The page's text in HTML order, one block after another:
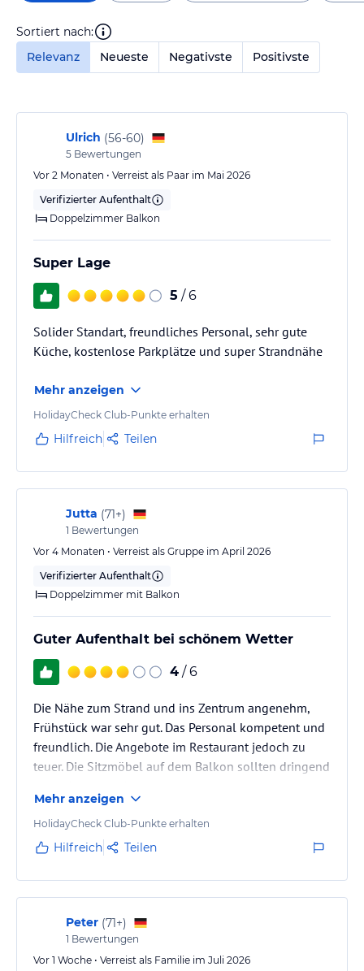
Sortiert nach:
Relevanz
Neueste Negativste Positivste
Ulrich (56-60)
5 Bewertungen
Vor 2 Monaten • Verreist als Paar im Mai 2026
Verifizierter Aufenthalt
Doppelzimmer Balkon
Super Lage
5 / 6
Solider Standart, freundliches Personal, sehr gute
Küche, kostenlose Parkplätze und super Strandnähe
Mehr anzeigen
HolidayCheck Club-Punkte erhalten
Hilfreich Teilen
Jutta (71+)
1 Bewertungen
Vor 4 Monaten • Verreist als Gruppe im April 2026
Verifizierter Aufenthalt
Doppelzimmer mit Balkon
Guter Aufenthalt bei schönem Wetter
4 / 6
Die Nähe zum Strand und ins Zentrum angenehm,
Frühstück war sehr gut. Das Personal kompetent und
freundlich. Die Angebote im Restaurant jedoch zu
teuer. Die Sitzmöbel auf dem Balkon sollten dringend
Mehr anzeigen
HolidayCheck Club-Punkte erhalten
Hilfreich Teilen
Peter (71+)
1 Bewertungen
Vor 1 Woche • Verreist als Familie im Juli 2026